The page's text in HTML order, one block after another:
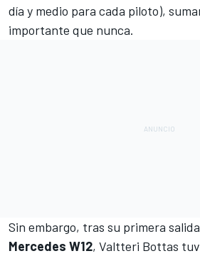
día y medio para cada piloto),
importante que nunca.
Sin embargo, tras su primera
Mercedes W12, Valtteri Bottas